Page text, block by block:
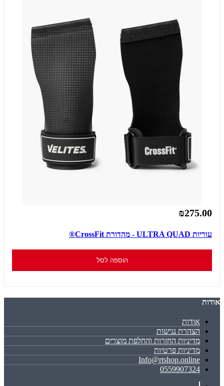
₪275.00
עוריות ULTRA QUAD - מהדורת CrossFit®
הוספה לסל
אודות
אודות
הצהרת נגישות
מדיניות החזרות והחלפת מוצרים
מדיניות פרטיות
Info@rtshop.online
0559907324